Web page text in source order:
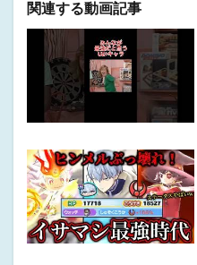
関連する動画記事